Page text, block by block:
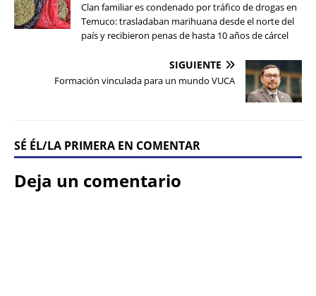
Clan familiar es condenado por tráfico de drogas en
Temuco: trasladaban marihuana desde el norte del
país y recibieron penas de hasta 10 años de cárcel
SIGUIENTE
Formación vinculada para un mundo VUCA
SÉ ÉL/LA PRIMERA EN COMENTAR
Deja un comentario